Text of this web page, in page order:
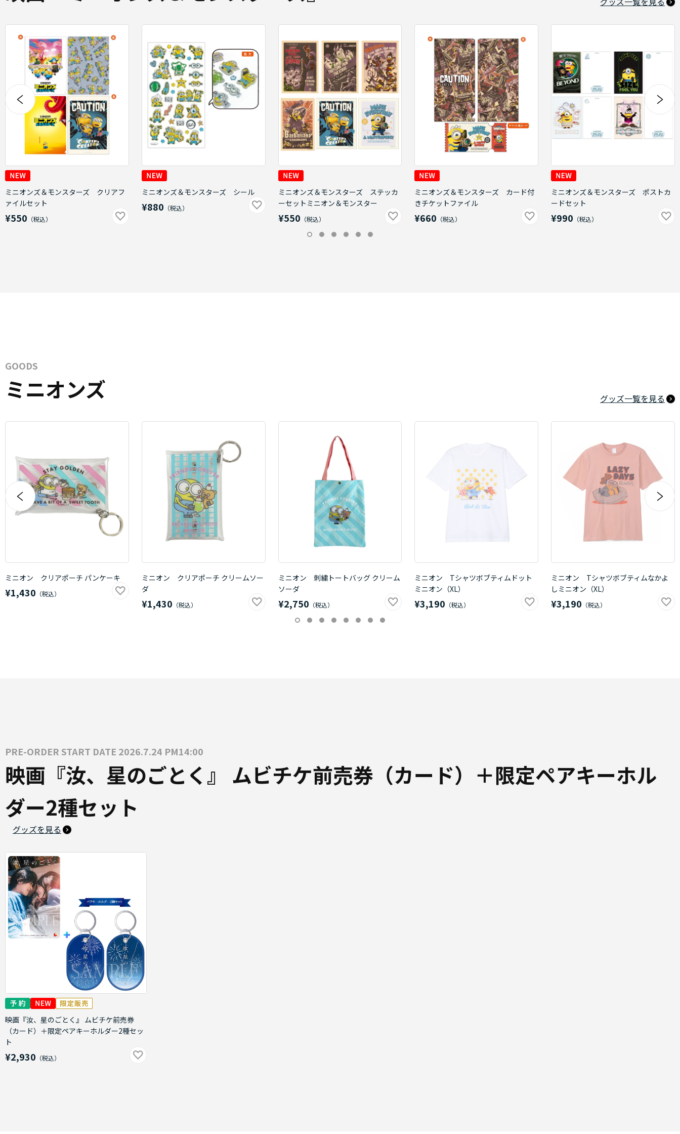
ミニオンズ＆モンスターズ クリアフ
ァイルセット
¥550
ミニオンズ＆モンスターズ シール
¥880
ミニオンズ＆モンスターズ ステッカ
ーセットミニオン＆モンスター
¥550
ミニオンズ＆モンスターズ カード付
きチケットファイル
¥660
ミニオンズ＆モンスターズ ポストカ
ードセット
¥990
GOODS
ミニオンズ グッズ一覧を見る
ミニオン クリアポーチ パンケーキ
¥1,430
ミニオン クリアポーチ クリームソー
ダ
¥1,430
ミニオン 刺繍トートバッグ クリーム
ソーダ
¥2,750
ミニオン Tシャツボブティムドット
ミニオン（XL）
¥3,190
ミニオン Tシャツボブティムなかよ
しミニオン（XL）
¥3,190
PRE-ORDER START DATE 2026.7.24 PM14:00
映画『汝、星のごとく』 ムビチケ前売券（カード）＋限定ペアキーホル
ダー2種セット
グッズを見る
映画『汝、星のごとく』 ムビチケ前売券
（カード）＋限定ペアキーホルダー2種セッ
ト
¥2,930